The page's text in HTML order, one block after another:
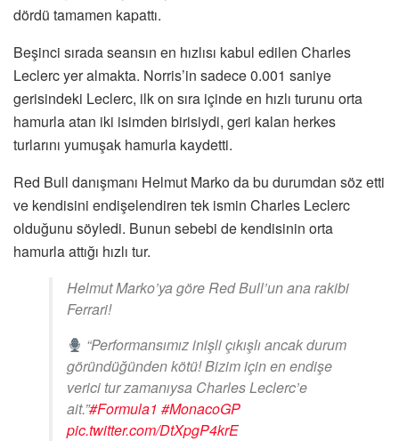
dördü tamamen kapattı.
Beşinci sırada seansın en hızlısı kabul edilen Charles
Leclerc yer almakta. Norris’in sadece 0.001 saniye
gerisindeki Leclerc, ilk on sıra içinde en hızlı turunu orta
hamurla atan iki isimden birisiydi, geri kalan herkes
turlarını yumuşak hamurla kaydetti.
Red Bull danışmanı Helmut Marko da bu durumdan söz etti
ve kendisini endişelendiren tek ismin Charles Leclerc
olduğunu söyledi. Bunun sebebi de kendisinin orta
hamurla attığı hızlı tur.
Helmut Marko’ya göre Red Bull’un ana rakibi
Ferrari!
“Performansımız inişli çıkışlı ancak durum
göründüğünden kötü! Bizim için en endişe
verici tur zamanıysa Charles Leclerc’e
ait.”#Formula1 #MonacoGP
pic.twitter.com/DtXpgP4krE